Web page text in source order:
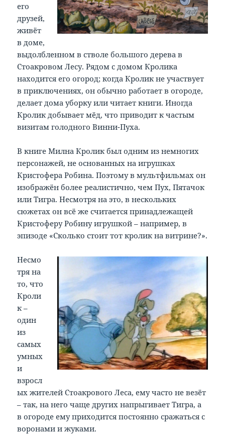
его
друзей,
живёт
в доме,
выдолбленном в стволе большого дерева в
Стоакровом Лесу. Рядом с домом Кролика
находится его огород; когда Кролик не участвует
в приключениях, он обычно работает в огороде,
делает дома уборку или читает книги. Иногда
Кролик добывает мёд, что приводит к частым
визитам голодного Винни-Пуха.
В книге Милна Кролик был одним из немногих
персонажей, не основанных на игрушках
Кристофера Робина. Поэтому в мультфильмах он
изображён более реалистично, чем Пух, Пятачок
или Тигра. Несмотря на это, в нескольких
сюжетах он всё же считается принадлежащей
Кристоферу Робину игрушкой – например, в
эпизоде «Сколько стоит тот кролик на витрине?».
Несмо
тря на
то, что
Кроли
к –
один
из
самых
умных
и
взросл
ых жителей Стоакрового Леса, ему часто не везёт
– так, на него чаще других напрыгивает Тигра, а
в огороде ему приходится постоянно сражаться с
воронами и жуками.